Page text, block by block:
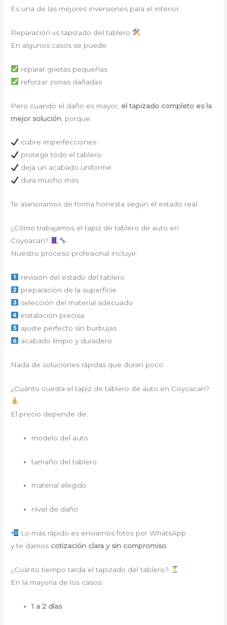
Es una de las mejores inversiones para el interior.
Reparación vs tapizado del tablero
En algunos casos se puede:
reparar grietas pequeñas
reforzar zonas dañadas
Pero cuando el daño es mayor, el tapizado completo es la
mejor solución , porque:
cubre imperfecciones
protege todo el tablero
deja un acabado uniforme
dura mucho más
Te asesoramos de forma honesta según el estado real.
¿Cómo trabajamos el tapiz de tablero de auto en
Coyoacan?
Nuestro proceso profesional incluye:
revisión del estado del tablero
preparación de la superficie
selección del material adecuado
instalación precisa
ajuste perfecto sin burbujas
acabado limpio y duradero
Nada de soluciones rápidas que duran poco.
¿Cuánto cuesta el tapiz de tablero de auto en Coyoacan?
El precio depende de:
modelo del auto
tamaño del tablero
material elegido
nivel de daño
Lo más rápido es enviarnos fotos por WhatsApp
y te damos cotización clara y sin compromiso
¿Cuánto tiempo tarda el tapizado del tablero?
En la mayoría de los casos:
1 a 2 días